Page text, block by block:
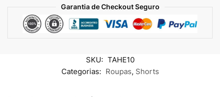
Garantia de Checkout Seguro
SKU: TAHE10
Categorias: Roupas, Shorts